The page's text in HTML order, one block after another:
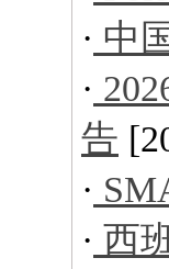
· 中
·
告
·
· 西